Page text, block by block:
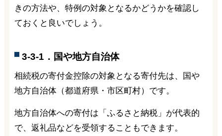
きの方法や、特例の対象となるかどうかを確認し
ておくと良いでしょう。
3-3-1．国や地方自治体
相続税の寄付金控除の対象となる寄付先は、国や
地方自治体（都道府県・市区町村）です。
地方自治体への寄付は「ふるさと納税」が代表的
で、返礼品などを受領することもできます。